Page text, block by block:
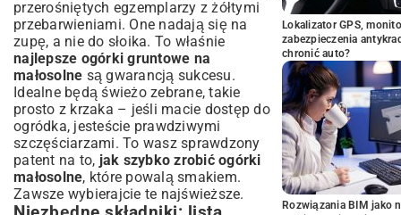
przerośniętych egzemplarzy z żółtymi
przebarwieniami. One nadają się na
zupę, a nie do słoika. To właśnie
najlepsze ogórki gruntowe na
małosolne są gwarancją sukcesu.
Idealne będą świeżo zebrane, takie
prosto z krzaka – jeśli macie dostęp do
ogródka, jesteście prawdziwymi
szczęściarzami. To wasz sprawdzony
patent na to, jak szybko zrobić ogórki
małosolne, które powalą smakiem.
Zawsze wybierajcie te najświeższe.
Lokalizator GPS,
zabezpieczenia
chronić auto?
Rozwiązania BIM jako